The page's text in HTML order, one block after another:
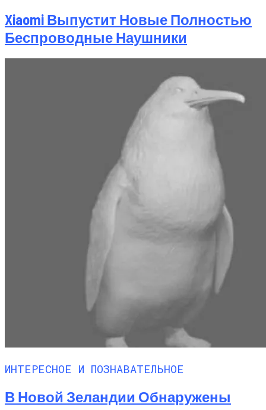
Xiaomi Выпустит Новые Полностью
Беспроводные Наушники
ИНТЕРЕСНОЕ И ПОЗНАВАТЕЛЬНОЕ
В Новой Зеландии Обнаружены